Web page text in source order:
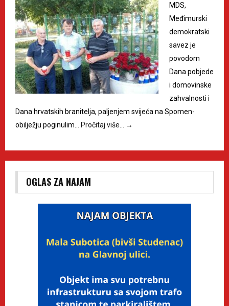
MDS,
Međimurski
demokratski
savez je
povodom
Dana pobjede
i domovinske
zahvalnosti i
Dana hrvatskih branitelja, paljenjem svijeća na Spomen-
obilježju poginulim…
Pročitaj više… →
OGLAS ZA NAJAM